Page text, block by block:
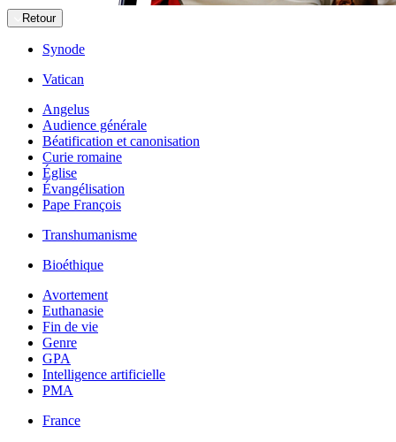
Retour
Synode
Vatican
Angelus
Audience générale
Béatification et canonisation
Curie romaine
Église
Évangélisation
Pape François
Transhumanisme
Bioéthique
Avortement
Euthanasie
Fin de vie
Genre
GPA
Intelligence artificielle
PMA
France